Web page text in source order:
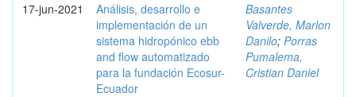
17-jun-2021
Análisis, desarrollo e
implementación de un
sistema hidropónico ebb
and flow automatizado
para la fundación Ecosur-
Ecuador
Basantes
Valverde, Marlon
Danilo; Porras
Pumalema,
Cristian Daniel